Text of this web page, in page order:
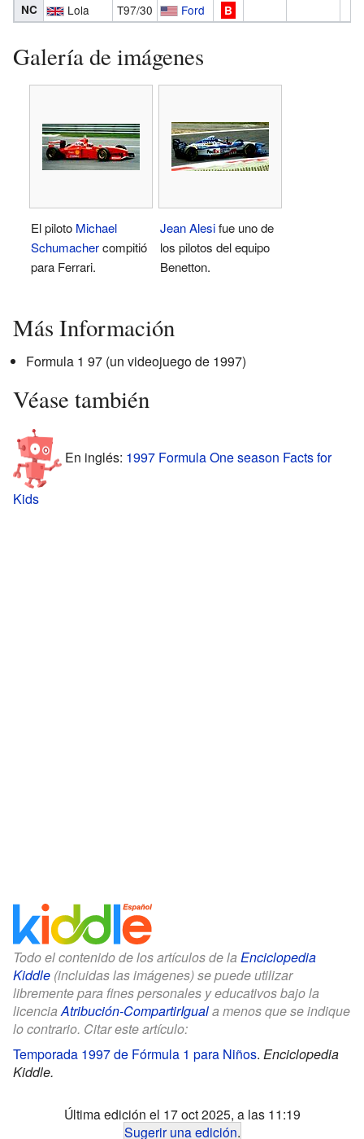
NC
Lola T97/30 Ford B
Galería de imágenes
El piloto Michael
Schumachercompitió
para Ferrari.
Jean Alesifue uno de
los pilotos del equipo
Benetton.
Más Información
Formula 1 97 (un videojuego de 1997)
Véase también
En inglés: 1997 Formula One season Facts for
Kids
Todo el contenido de los artículos de la Enciclopedia
Kiddle (incluidas las imágenes) se puede utilizar
libremente para fines personales y educativos bajo la
licenciaAtribución-CompartirIguala menos que se indique
lo contrario. Citar este artículo:
Temporada 1997 de Fórmula 1 para Niños. Enciclopedia
Kiddle.
Última edición el 17 oct 2025, a las 11:19
Sugerir una edición.